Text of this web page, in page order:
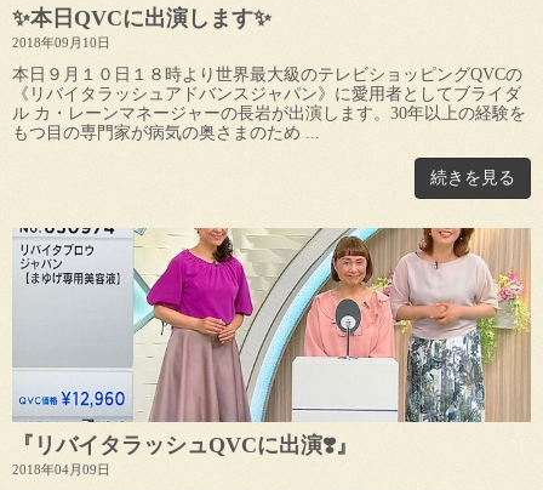
✨本日QVCに出演します✨
2018年09月10日
本日９月１０日１８時より世界最大級のテレビショッピングQVCの
《リバイタラッシュアドバンスジャパン》に愛用者としてブライダ
ル カ・レーンマネージャーの長岩が出演します。30年以上の経験を
もつ目の専門家が病気の奥さまのため ...
続きを見る
『リバイタラッシュQVCに出演❣️』
2018年04月09日